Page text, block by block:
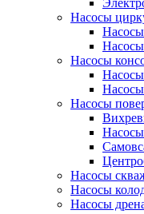
Насосы
Насосы
Насосы
Насосы
Насосы
Насосы
Насосы